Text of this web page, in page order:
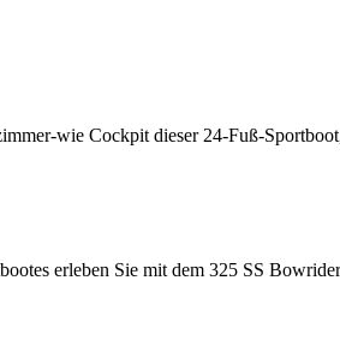
wie Cockpit dieser 24-Fuß-
erleben Sie mit dem 325 SS